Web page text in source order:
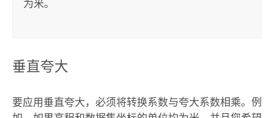
为米。
垂直夸大
要应用垂直夸大，必须将转换系数与夸大系数相乘。例